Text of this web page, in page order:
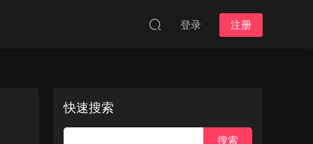
登录 注册
快速搜索